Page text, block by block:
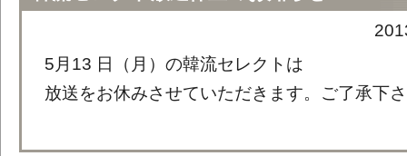
5月13 日（月）の韓流セレクトは
放送をお休みさせていただきます。ご了承下